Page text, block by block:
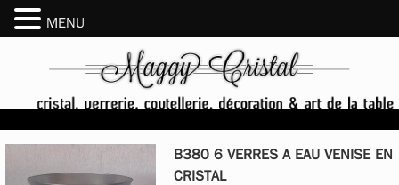
B380 6 VERRES A EAU VENISE EN
CRISTAL
MENU